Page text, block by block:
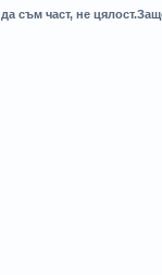
съм част, не